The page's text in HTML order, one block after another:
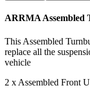
ARRMA Assembled
This Assembled
replace all the
vehicle
2 x Assembled Front